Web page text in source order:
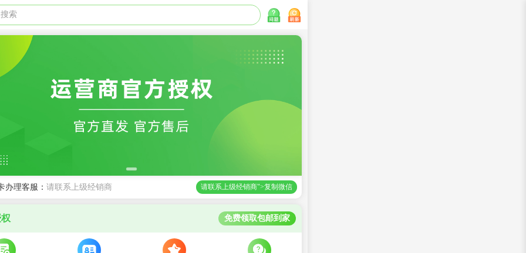
索
办理客服： 请联系上级经销商 请联系上级经销商">复制微信
免费领取包邮到家